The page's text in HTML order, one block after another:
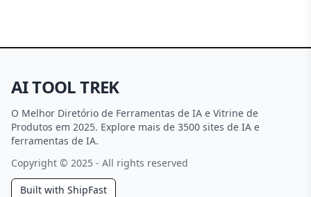
AI TOOL TREK
O Melhor Diretório de Ferramentas de IA e Vitrine de
Produtos em 2025. Explore mais de 3500 sites de IA e
ferramentas de IA.
Copyright © 2025 - All rights reserved
Built with ShipFast